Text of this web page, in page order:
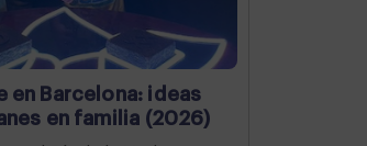
en Barcelona: ideas
en familia (2026)